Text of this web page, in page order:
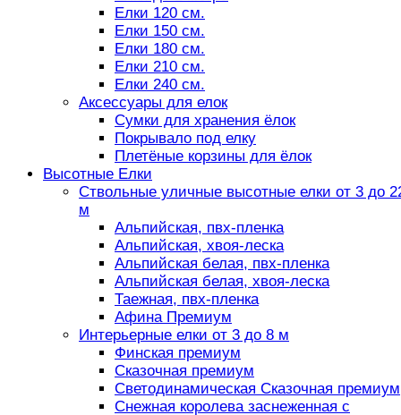
Елки 120 см.
Елки 150 см.
Елки 180 см.
Елки 210 см.
Елки 240 см.
Аксессуары для елок
Сумки для хранения ёлок
Покрывало под елку
Плетёные корзины для ёлок
Высотные Елки
Ствольные уличные высотные елки от 3 до
м
Альпийская, пвх-пленка
Альпийская, хвоя-леска
Альпийская белая, пвх-пленка
Альпийская белая, хвоя-леска
Таежная, пвх-пленка
Афина Премиум
Интерьерные елки от 3 до 8 м
Финская премиум
Сказочная премиум
Светодинамическая Сказочная премиум
Снежная королева заснеженная с